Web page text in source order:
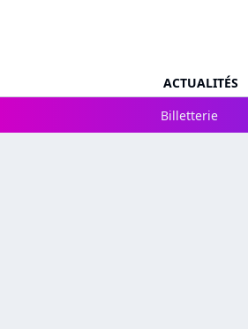
ACTUALITÉS
Billetterie